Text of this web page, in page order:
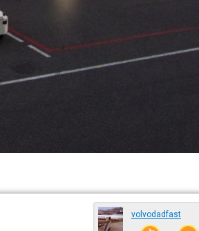
volvodadfast